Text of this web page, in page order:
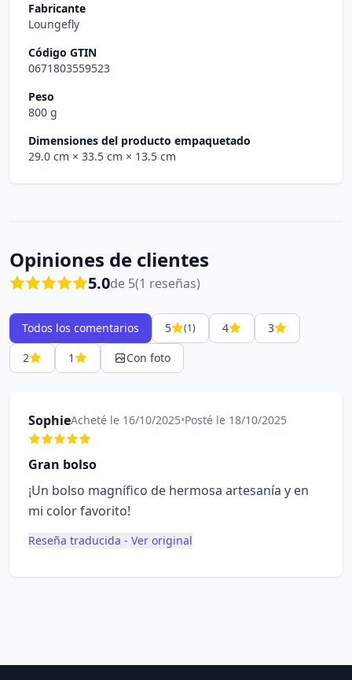
Fabricante
Loungefly
Código GTIN
0671803559523
Peso
800 g
Dimensiones del producto empaquetado
29.0 cm × 33.5 cm × 13.5 cm
Opiniones de clientes
5.0de 5(1 reseñas)
Todos los comentarios 5 (1) 4
3
2
1 Con foto
SophieAcheté le 16/10/2025•Posté le 18/10/2025
Gran bolso
¡Un bolso magnífico de hermosa artesanía y en
mi color favorito!
Reseña traducida - Ver original